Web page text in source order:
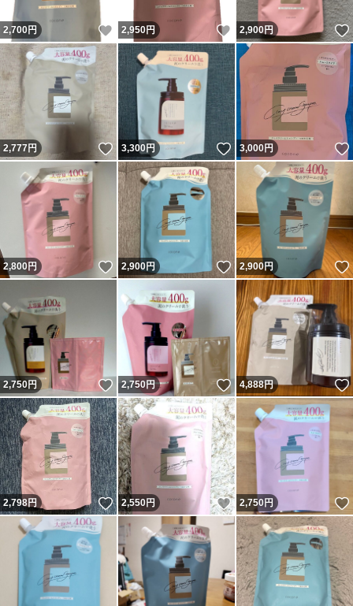
2,700円 いいね！
2,950円 いいね！
2,900円
2,777円 いいね！
3,300円 いいね！
3,000円
2,800円 いいね！
2,900円 いいね！
2,900円
2,750円 いいね！
2,750円 いいね！
4,888円
2,798円 いいね！
2,550円 いいね！
2,750円